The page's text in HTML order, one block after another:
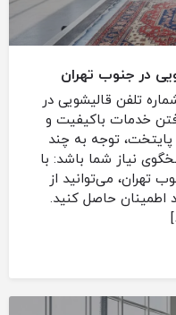
در جنوب تهران
تلفن قالیشویی در
خدمات باکیفیت و
توجه به چند
نیاز شما باشد: با
تهران، می‌توانید از
حاصل کنید.